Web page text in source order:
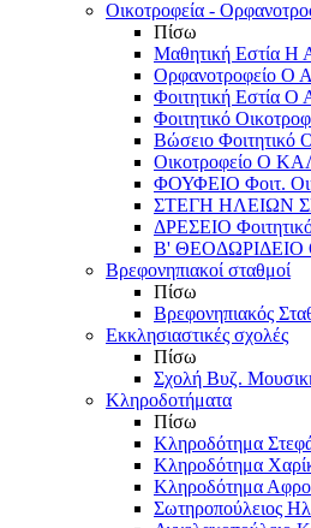
Οικοτροφεία -
Πίσω
Μαθητική Εστία
Ορφανοτροφείο
Φοιτητική
Φοιτητικό
Βώσειο Φοιτητικό
Οικοτροφείο Ο
ΦΟΥΦΕΙΟ Φοιτ.
ΣΤΕΓΗ ΗΛΕΙΩΝ
ΔΡΕΣΕΙΟ
Β' ΘΕΟΔΩΡΙΔΕΙΟ
Βρεφονηπιακοί σταθμοί
Πίσω
Βρεφονηπιακός
Εκκλησιαστικές σχολές
Πίσω
Σχολή Βυζ.
Κληροδοτήματα
Πίσω
Κληροδότημα
Κληροδότημα
Κληροδότημα
Σωτηροπούλειος